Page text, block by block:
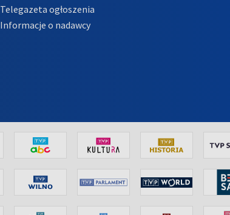
Telegazeta ogłoszenia
Informacje o nadawcy